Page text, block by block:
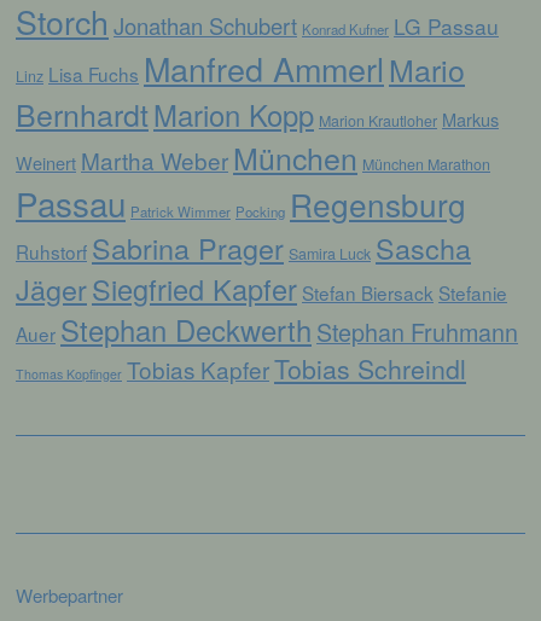
Storch Jonathan Schubert Konrad Kufner LG Passau
Linz Lisa Fuchs Manfred Ammerl Mario
BernhardtMarion Kopp Marion Krautloher Markus
Weinert Martha Weber München München Marathon
Passau Patrick Wimmer Pocking Regensburg
Ruhstorf Sabrina Prager Samira Luck Sascha
JägerSiegfried Kapfer Stefan Biersack Stefanie
Auer Stephan Deckwerth Stephan Fruhmann
Thomas Kopfinger Tobias KapferTobias Schreindl
Werbepartner
Daten wie das Erheben, das Erfassen, die
Organisation, das Ordnen, die Speicherung,
die Anpassung oder Veränderung, das
Auslesen, das Abfragen, die Verwendung,
die Offenlegung durch Übermittlung,
Verbreitung oder eine andere Form der
Bereitstellung, den Abgleich oder die
Verknüpfung, die Einschränkung, das
Löschen oder die Vernichtung.
d) Einschränkung der Verarbeitung
Einschränkung der Verarbeitung ist die
Markierung gespeicherter
personenbezogener Daten mit dem Ziel, ihre
künftige Verarbeitung einzuschränken.
werden, um bestimmte persönliche Aspekte,